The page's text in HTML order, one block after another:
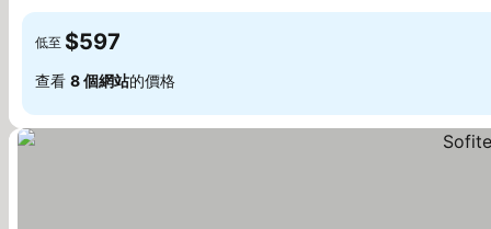
低至 $597
查看 8 個網站的價格